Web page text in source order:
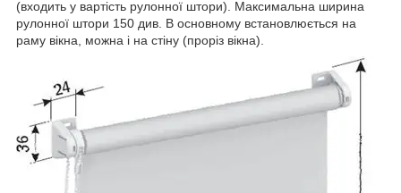
(входить у вартість рулонної штори). Максимальна ширина
рулонної штори 150 див. В основному встановлюється на
раму вікна, можна і на стіну (проріз вікна).